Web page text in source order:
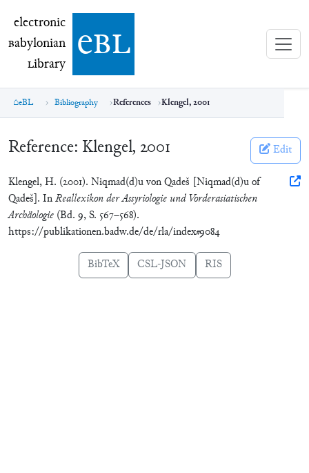
electronic Babylonian Library (eBL)
electronic
Babylonian
Library ebl
eBL Bibliography References Klengel, 2001
Reference: Klengel, 2001 Edit
Klengel, H. (2001). Niqmad(d)u von Qadeš [Niqmad(d)u of
Qadeš]. InReallexikon der Assyriologie und Vorderasiatischen
Archäologie (Bd. 9, S. 567–568).
https://publikationen.badw.de/de/rla/index#9084
BibTeX CSL-JSON RIS